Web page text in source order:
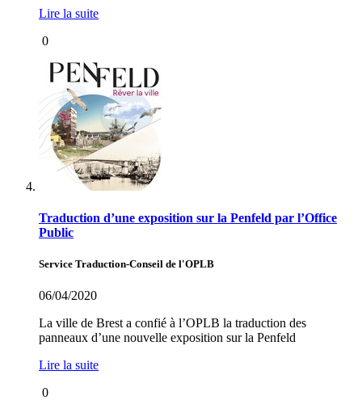
Lire la suite
0
Traduction d’une exposition sur la Penfeld par l’Office
Public
Service Traduction-Conseil de l'OPLB
06/04/2020
La ville de Brest a confié à l’OPLB la traduction des
panneaux d’une nouvelle exposition sur la Penfeld
Lire la suite
0